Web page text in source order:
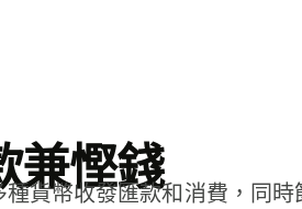
兼慳錢
貨幣收發匯款和消費，同時